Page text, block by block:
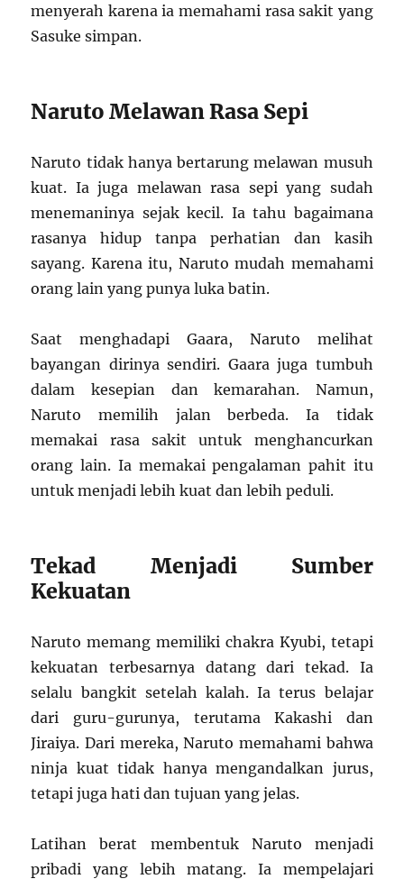
menyerah karena ia memahami rasa sakit yang
Sasuke simpan.
Naruto Melawan Rasa Sepi
Naruto tidak hanya bertarung melawan musuh
kuat. Ia juga melawan rasa sepi yang sudah
menemaninya sejak kecil. Ia tahu bagaimana
rasanya hidup tanpa perhatian dan kasih
sayang. Karena itu, Naruto mudah memahami
orang lain yang punya luka batin.
Saat menghadapi Gaara, Naruto melihat
bayangan dirinya sendiri. Gaara juga tumbuh
dalam kesepian dan kemarahan. Namun,
Naruto memilih jalan berbeda. Ia tidak
memakai rasa sakit untuk menghancurkan
orang lain. Ia memakai pengalaman pahit itu
untuk menjadi lebih kuat dan lebih peduli.
Tekad Menjadi Sumber
Kekuatan
Naruto memang memiliki chakra Kyubi, tetapi
kekuatan terbesarnya datang dari tekad. Ia
selalu bangkit setelah kalah. Ia terus belajar
dari guru-gurunya, terutama Kakashi dan
Jiraiya. Dari mereka, Naruto memahami bahwa
ninja kuat tidak hanya mengandalkan jurus,
tetapi juga hati dan tujuan yang jelas.
Latihan berat membentuk Naruto menjadi
pribadi yang lebih matang. Ia mempelajari